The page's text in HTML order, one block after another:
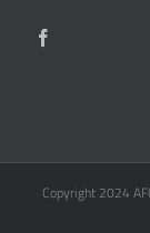
Copyright 2024